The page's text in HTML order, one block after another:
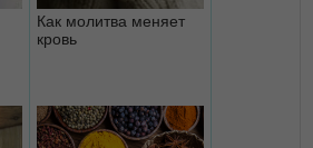
Как молитва меняет
кровь